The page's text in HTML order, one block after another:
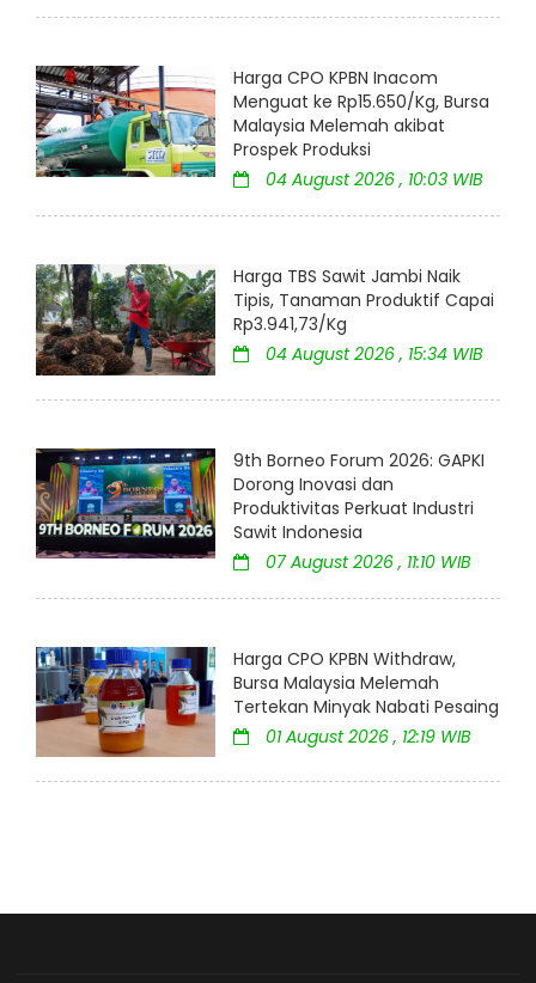
Harga CPO KPBN Inacom
Menguat ke Rp15.650/Kg, Bursa
Malaysia Melemah akibat
Prospek Produksi
04 August 2026 , 10:03 WIB
Harga TBS Sawit Jambi Naik
Tipis, Tanaman Produktif Capai
Rp3.941,73/Kg
04 August 2026 , 15:34 WIB
9th Borneo Forum 2026: GAPKI
Dorong Inovasi dan
Produktivitas Perkuat Industri
Sawit Indonesia
07 August 2026 , 11:10 WIB
Harga CPO KPBN Withdraw,
Bursa Malaysia Melemah
Tertekan Minyak Nabati Pesaing
01 August 2026 , 12:19 WIB